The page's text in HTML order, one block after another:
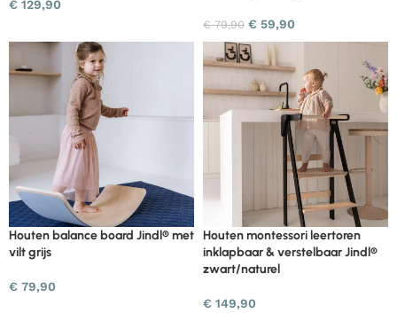
€ 129,90
€79,90 € 59,90
Houten balance board Jindl® met
vilt grijs
€ 79,90
Houten montessori leertoren
inklapbaar & verstelbaar Jindl®
zwart/naturel
€ 149,90